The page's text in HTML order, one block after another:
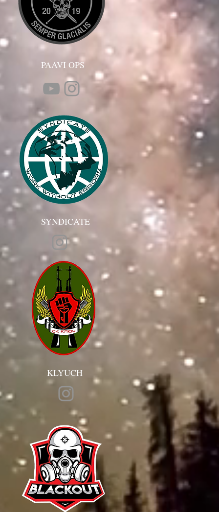
PAAVI OPS
SYNDICATE
KLYUCH